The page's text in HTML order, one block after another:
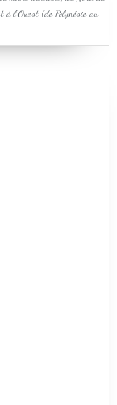
à l'Ouest (de Polynésie au